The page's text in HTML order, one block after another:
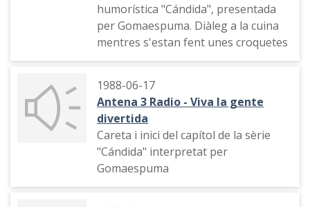
del programa, brindis, cançons
diverses, agraïments, cant de la
sintonia del programa, notícia,la
batalla de Rande (La batalla naval de
la badia de Vigo ), comiat final i cançó
del programa
humorística "Cándida", presentada
per Gomaespuma. Diàleg a la cuina
mentres s'estan fent unes croquetes
1988-06-17
Antena 3 Radio - Viva la gente
divertida
Careta i inici del capítol de la sèrie
"Cándida" interpretat per
Gomaespuma